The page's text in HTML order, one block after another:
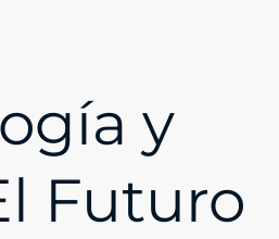
y
Futuro